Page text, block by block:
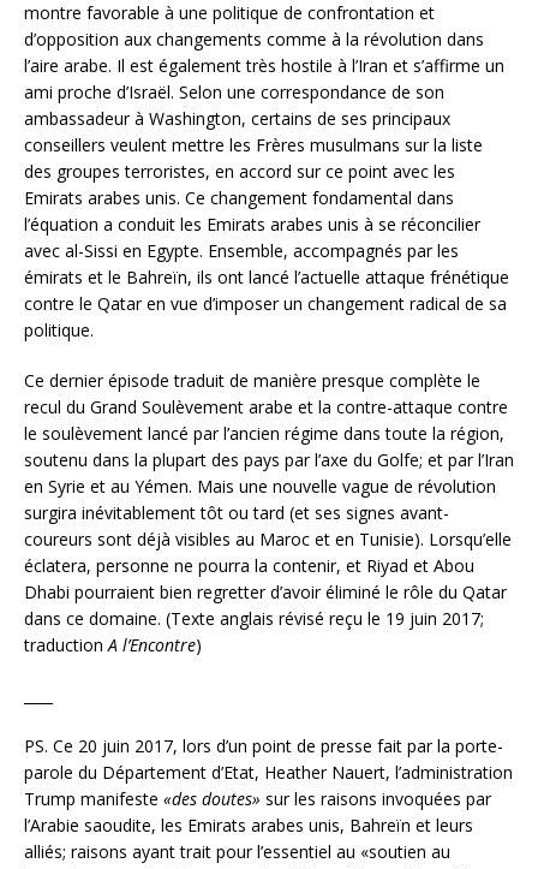
montre favorable à une politique de confrontation et
d’opposition aux changements comme à la révolution dans
l’aire arabe. Il est également très hostile à l’Iran et s’affirme un
ami proche d’Israël. Selon une correspondance de son
ambassadeur à Washington, certains de ses principaux
conseillers veulent mettre les Frères musulmans sur la liste
des groupes terroristes, en accord sur ce point avec les
Emirats arabes unis. Ce changement fondamental dans
l’équation a conduit les Emirats arabes unis à se réconcilier
avec al-Sissi en Egypte. Ensemble, accompagnés par les
émirats et le Bahreïn, ils ont lancé l’actuelle attaque frénétique
contre le Qatar en vue d’imposer un changement radical de sa
politique.
Ce dernier épisode traduit de manière presque complète le
recul du Grand Soulèvement arabe et la contre-attaque contre
le soulèvement lancé par l’ancien régime dans toute la région,
soutenu dans la plupart des pays par l’axe du Golfe; et par l’Iran
en Syrie et au Yémen. Mais une nouvelle vague de révolution
surgira inévitablement tôt ou tard (et ses signes avant-
coureurs sont déjà visibles au Maroc et en Tunisie). Lorsqu’elle
éclatera, personne ne pourra la contenir, et Riyad et Abou
Dhabi pourraient bien regretter d’avoir éliminé le rôle du Qatar
dans ce domaine. (Texte anglais révisé reçu le 19 juin 2017;
traductionA l’Encontre)
PS. Ce 20 juin 2017, lors d’un point de presse fait par la porte-
parole du Département d’Etat, Heather Nauert, l’administration
Trump manifeste «des doutes» sur les raisons invoquées par
l’Arabie saoudite, les Emirats arabes unis, Bahreïn et leurs
alliés; raisons ayant trait pour l’essentiel au «soutien au